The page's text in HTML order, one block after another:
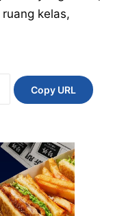
kelas,
Copy URL